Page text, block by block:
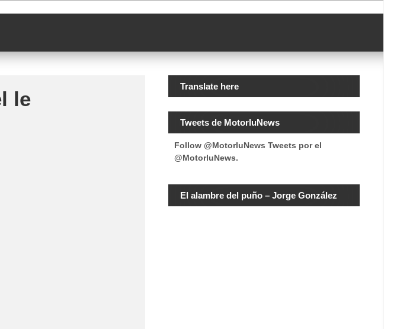
le
Translate here
Tweets de MotorluNews
Follow @MotorluNews Tweets por el
@MotorluNews.
El alambre del puño – Jorge González